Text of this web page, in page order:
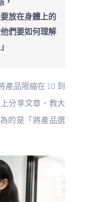
放在身體上的
們要如何理解
產品限縮在 10 到
分享文章，教大
的是「將產品選